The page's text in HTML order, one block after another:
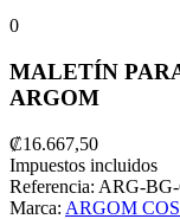
0
MALETÍN
ARGOM
₡16.667,50
Impuestos incluidos
Referencia: ARG-
Marca: ARGOM